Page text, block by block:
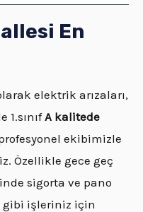
En
elektrik arızaları,
1.sınıfA kalitede
ekibimizle
Özellikle gece geç
sigorta ve pano
gibi işleriniz için